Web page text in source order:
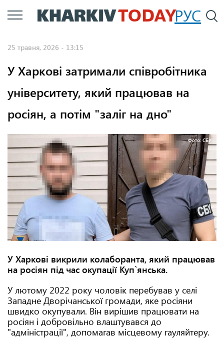
Перейти
до
РУС
25 травня, 2026 - 13:15
У Харкові затримали співробітника
університету, який працював на
росіян, а потім "заліг на дно"
Фото: СБУ
У Харкові викрили колаборанта, який працював
на росіян під час окупації Куп`янська.
У лютому 2022 року чоловік перебував у селі
Западне Дворічанської громади, яке росіяни
швидко окупували. Він вирішив працювати на
росіян і добровільно влаштувався до
"адміністрації", допомагав місцевому гауляйтеру.